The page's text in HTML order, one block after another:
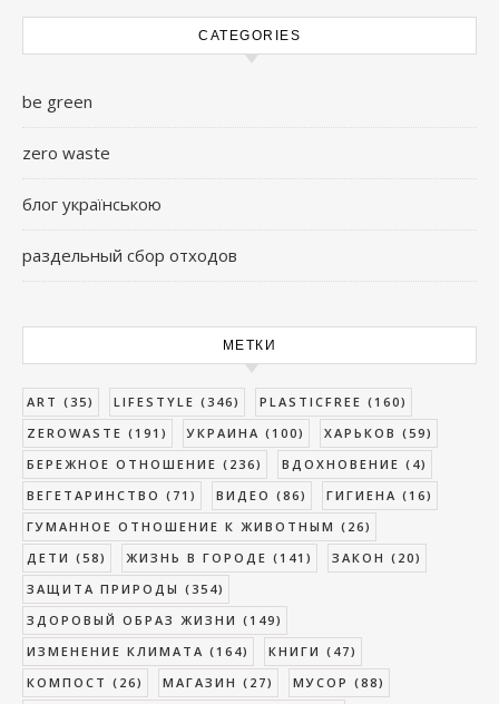
CATEGORIES
be green
zero waste
блог українською
раздельный сбор отходов
МЕТКИ
ART (35) LIFESTYLE (346) PLASTICFREE (160)
ZEROWASTE (191) УКРАИНА (100) ХАРЬКОВ (59)
БЕРЕЖНОЕ ОТНОШЕНИЕ (236) ВДОХНОВЕНИЕ (4)
ВЕГЕТАРИНСТВО (71) ВИДЕО (86) ГИГИЕНА (16)
ГУМАННОЕ ОТНОШЕНИЕ К ЖИВОТНЫМ (26)
ДЕТИ (58) ЖИЗНЬ В ГОРОДЕ (141) ЗАКОН (20)
ЗАЩИТА ПРИРОДЫ (354)
ЗДОРОВЫЙ ОБРАЗ ЖИЗНИ (149)
ИЗМЕНЕНИЕ КЛИМАТА (164) КНИГИ (47)
КОМПОСТ (26) МАГАЗИН (27) МУСОР (88)